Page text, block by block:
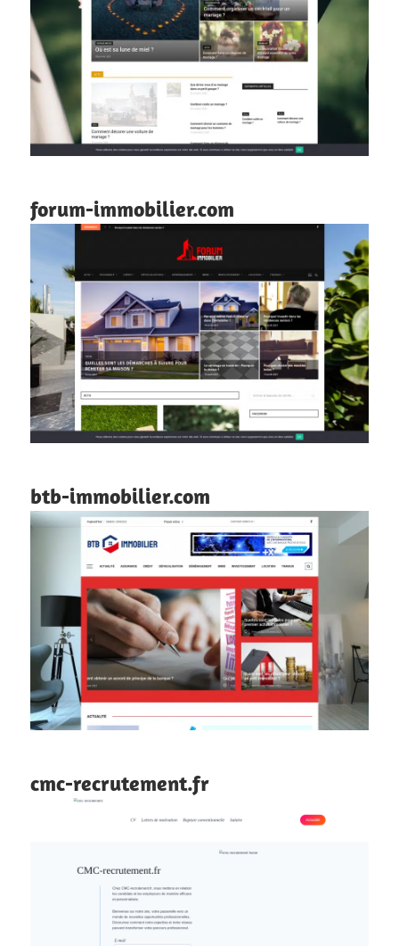
forum-immobilier.com
btb-immobilier.com
cmc-recrutement.fr